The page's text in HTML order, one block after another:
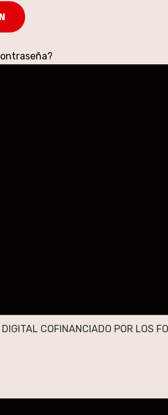
COFINANCIADO POR LOS